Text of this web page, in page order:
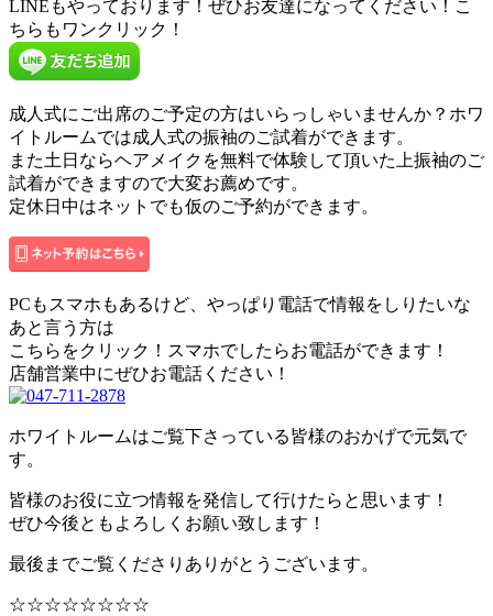
LINEもやっております！ぜひお友達になってください！こ
ちらもワンクリック！
成人式にご出席のご予定の方はいらっしゃいませんか？ホワ
イトルームでは成人式の振袖のご試着ができます。
また土日ならヘアメイクを無料で体験して頂いた上振袖のご
試着ができますので大変お薦めです。
定休日中はネットでも仮のご予約ができます。
PCもスマホもあるけど、やっぱり電話で情報をしりたいな
あと言う方は
こちらをクリック！スマホでしたらお電話ができます！
店舗営業中にぜひお電話ください！
ホワイトルームはご覧下さっている皆様のおかげで元気で
す。
皆様のお役に立つ情報を発信して行けたらと思います！
ぜひ今後ともよろしくお願い致します！
最後までご覧くださりありがとうございます。
☆☆☆☆☆☆☆☆